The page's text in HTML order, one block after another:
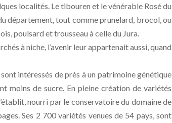
localités. Le tibouren et le vénérable Rosé du
département, tout comme prunelard, brocol, ou
poulsard et trousseau à celle du Jura.
à niche, l’avenir leur appartenait aussi, quand
intéressés de près à un patrimoine génétique
moins de sucre. En pleine création de variétés
nourri par le conservatoire du domaine de
Ses 2 700 variétés venues de 54 pays, sont